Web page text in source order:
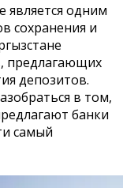
является одним
сохранения и
предлагающих
депозитов.
в том,
банки
самый